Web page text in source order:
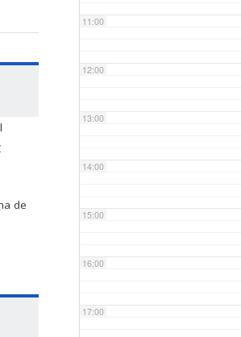
de
11:00
12:00
13:00
14:00
15:00
16:00
17:00